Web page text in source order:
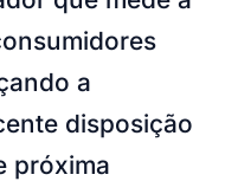
a
disposição
próxima